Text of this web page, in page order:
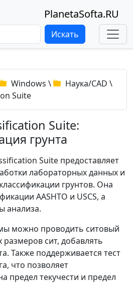
PlanetaSofta.RU
Искать
Windows \ Наука/CAD \
Suite
Suite:
грунта
Suite предоставляет
лабораторных данных и
грунтов. Она
AASHTO и USCS, а
анализа.
можно проводить ситовый
размеров сит, добавлять
Также поддерживается тест
что позволяет
предел текучести и предел